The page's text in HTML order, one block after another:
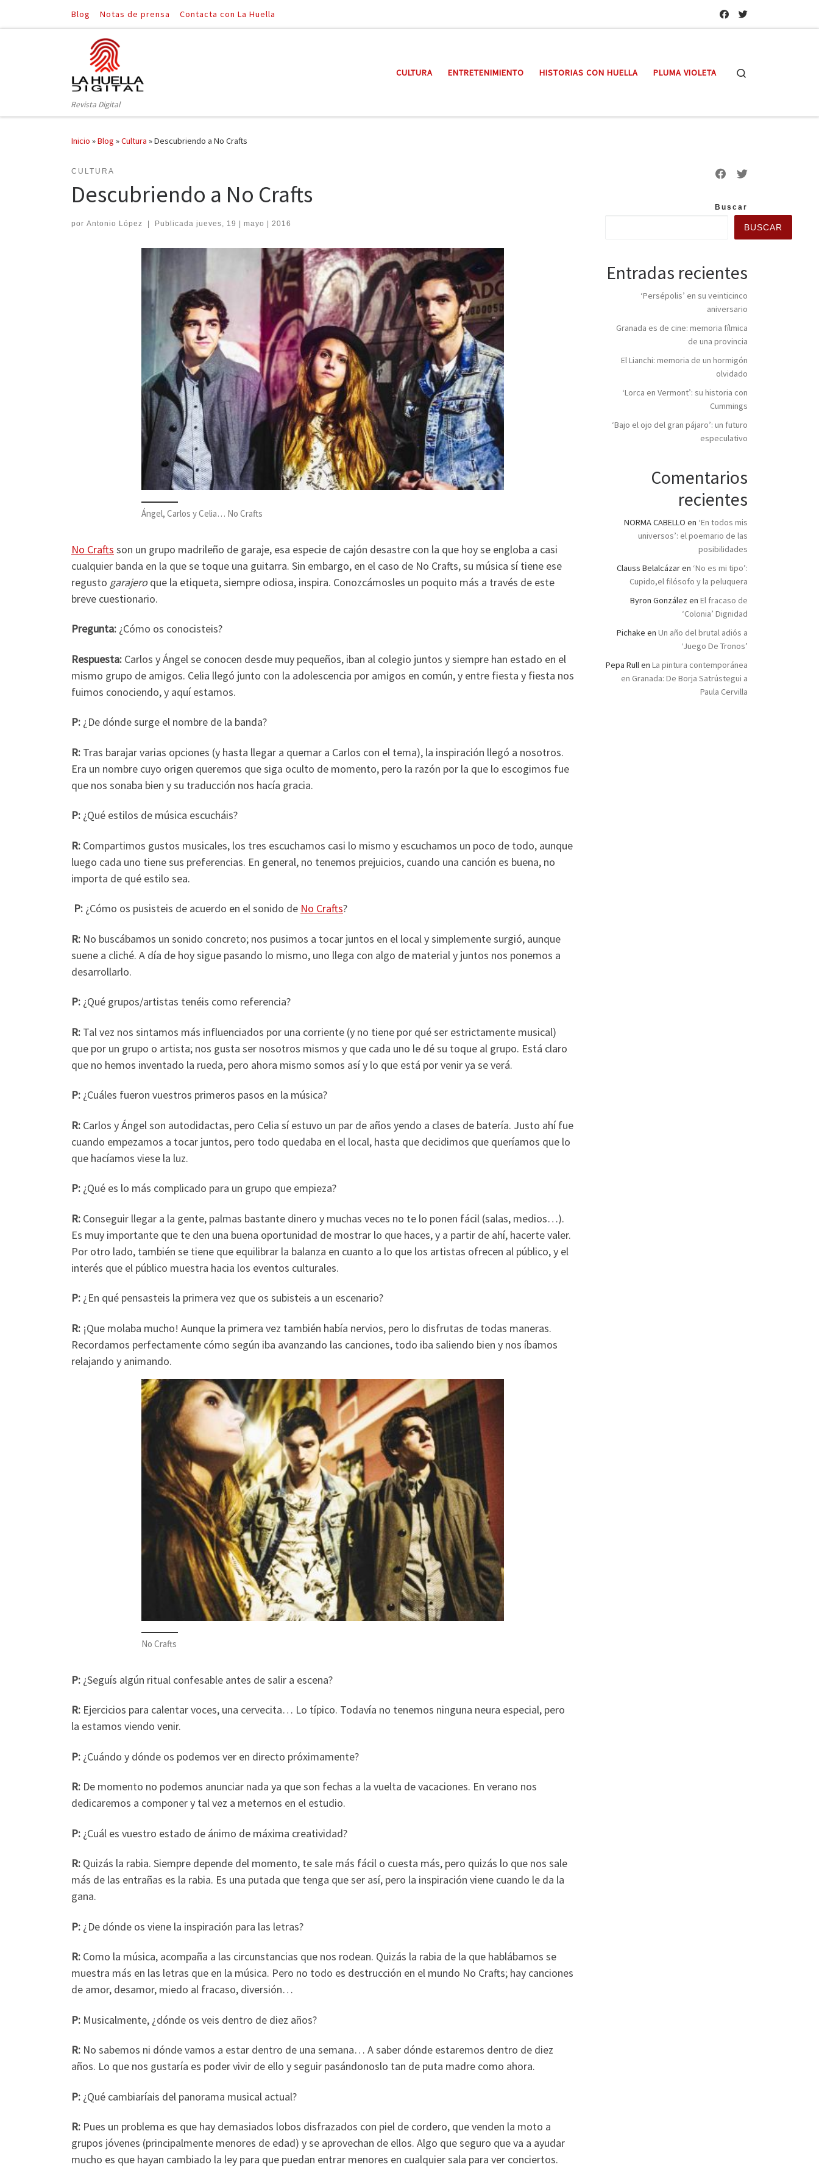
Saltar al contenido
Blog Notas de prensa Contacta con La Huella
Revista Digital
CULTURA ENTRETENIMIENTO HISTORIAS CON HUELLA PLUMA VIOLETA
Inicio »Blog »Cultura »Descubriendo a No Crafts
CULTURA
Descubriendo a No Crafts
por Antonio López Publicada jueves, 19 | mayo | 2016
Ángel, Carlos y Celia… No Crafts
No Crafts son un grupo madrileño de garaje, esa especie de cajón desastre con la que hoy se engloba a casi
cualquier banda en la que se toque una guitarra. Sin embargo, en el caso de No Crafts, su música sí tiene ese
regusto garajeroque la etiqueta, siempre odiosa, inspira. Conozcámosles un poquito más a través de este
breve cuestionario.
Pregunta: ¿Cómo os conocisteis?
Respuesta: Carlos y Ángel se conocen desde muy pequeños, iban al colegio juntos y siempre han estado en el
mismo grupo de amigos. Celia llegó junto con la adolescencia por amigos en común, y entre fiesta y fiesta nos
fuimos conociendo, y aquí estamos.
P: ¿De dónde surge el nombre de la banda?
R: Tras barajar varias opciones (y hasta llegar a quemar a Carlos con el tema), la inspiración llegó a nosotros.
Era un nombre cuyo origen queremos que siga oculto de momento, pero la razón por la que lo escogimos fue
que nos sonaba bien y su traducción nos hacía gracia.
P: ¿Qué estilos de música escucháis?
R: Compartimos gustos musicales, los tres escuchamos casi lo mismo y escuchamos un poco de todo, aunque
luego cada uno tiene sus preferencias. En general, no tenemos prejuicios, cuando una canción es buena, no
importa de qué estilo sea.
P: ¿Cómo os pusisteis de acuerdo en el sonido de No Crafts?
R: No buscábamos un sonido concreto; nos pusimos a tocar juntos en el local y simplemente surgió, aunque
suene a cliché. A día de hoy sigue pasando lo mismo, uno llega con algo de material y juntos nos ponemos a
desarrollarlo.
P: ¿Qué grupos/artistas tenéis como referencia?
R: Tal vez nos sintamos más influenciados por una corriente (y no tiene por qué ser estrictamente musical)
que por un grupo o artista; nos gusta ser nosotros mismos y que cada uno le dé su toque al grupo. Está claro
que no hemos inventado la rueda, pero ahora mismo somos así y lo que está por venir ya se verá.
P: ¿Cuáles fueron vuestros primeros pasos en la música?
R: Carlos y Ángel son autodidactas, pero Celia sí estuvo un par de años yendo a clases de batería. Justo ahí fue
cuando empezamos a tocar juntos, pero todo quedaba en el local, hasta que decidimos que queríamos que lo
que hacíamos viese la luz.
P: ¿Qué es lo más complicado para un grupo que empieza?
R: Conseguir llegar a la gente, palmas bastante dinero y muchas veces no te lo ponen fácil (salas, medios…).
Es muy importante que te den una buena oportunidad de mostrar lo que haces, y a partir de ahí, hacerte valer.
Por otro lado, también se tiene que equilibrar la balanza en cuanto a lo que los artistas ofrecen al público, y el
interés que el público muestra hacia los eventos culturales.
P: ¿En qué pensasteis la primera vez que os subisteis a un escenario?
R: ¡Que molaba mucho! Aunque la primera vez también había nervios, pero lo disfrutas de todas maneras.
Recordamos perfectamente cómo según iba avanzando las canciones, todo iba saliendo bien y nos íbamos
relajando y animando.
No Crafts
P: ¿Seguís algún ritual confesable antes de salir a escena?
R: Ejercicios para calentar voces, una cervecita… Lo típico. Todavía no tenemos ninguna neura especial, pero
la estamos viendo venir.
P: ¿Cuándo y dónde os podemos ver en directo próximamente?
R: De momento no podemos anunciar nada ya que son fechas a la vuelta de vacaciones. En verano nos
dedicaremos a componer y tal vez a meternos en el estudio.
P: ¿Cuál es vuestro estado de ánimo de máxima creatividad?
R: Quizás la rabia. Siempre depende del momento, te sale más fácil o cuesta más, pero quizás lo que nos sale
más de las entrañas es la rabia. Es una putada que tenga que ser así, pero la inspiración viene cuando le da la
gana.
P: ¿De dónde os viene la inspiración para las letras?
R: Como la música, acompaña a las circunstancias que nos rodean. Quizás la rabia de la que hablábamos se
muestra más en las letras que en la música. Pero no todo es destrucción en el mundo No Crafts; hay canciones
de amor, desamor, miedo al fracaso, diversión…
P: Musicalmente, ¿dónde os veis dentro de diez años?
R: No sabemos ni dónde vamos a estar dentro de una semana… A saber dónde estaremos dentro de diez
años. Lo que nos gustaría es poder vivir de ello y seguir pasándonoslo tan de puta madre como ahora.
P: ¿Qué cambiaríais del panorama musical actual?
R: Pues un problema es que hay demasiados lobos disfrazados con piel de cordero, que venden la moto a
grupos jóvenes (principalmente menores de edad) y se aprovechan de ellos. Algo que seguro que va a ayudar
mucho es que hayan cambiado la ley para que puedan entrar menores en cualquier sala para ver conciertos.
Buscar
BUSCAR
Entradas recientes
‘Persépolis’ en su veinticinco
aniversario
Granada es de cine: memoria fílmica
de una provincia
El Lianchi: memoria de un hormigón
olvidado
‘Lorca en Vermont’: su historia con
Cummings
‘Bajo el ojo del gran pájaro’: un futuro
especulativo
Comentarios
recientes
NORMA CABELLO en ‘En todos mis
universos’: el poemario de las
posibilidades
Clauss Belalcázaren ‘No es mi tipo’:
Cupido,el filósofo y la peluquera
Byron González en El fracaso de
‘Colonia’ Dignidad
Pichake en Un año del brutal adiós a
‘Juego De Tronos’
Pepa Rullen La pintura contemporánea
en Granada: De Borja Satrústegui a
Paula Cervilla